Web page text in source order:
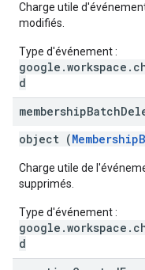
Charge utile
modifiés.
Type d'événement :
d
membershipBatch
object (
Charge utile de
supprimés.
Type d'événement :
d